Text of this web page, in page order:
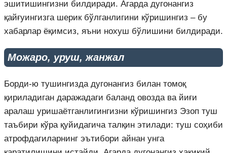
эшитишингизни билдиради. Агарда дугонангиз
қайғуингизга шерик бўлганлигини кўришингиз – бу
хабарлар ёқимсиз, яъни нохуш бўлишини билдиради.
Можаро, уруш, жанжал
Борди-ю тушингизда дугонангиз билан томоқ
қириладиган даражадаги баланд овозда ва йиғи
аралаш уришаётганлигингизни кўришингиз Эзоп туш
таъбири кўра қуйидагича талқин этилади: туш соҳиби
атрофдагиларнинг эътибори айнан унга